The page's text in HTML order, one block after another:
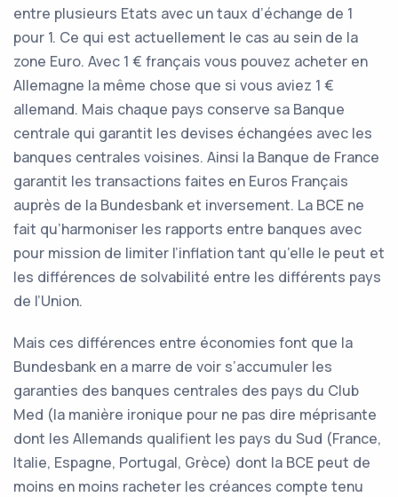
entre plusieurs Etats avec un taux d’échange de 1
pour 1. Ce qui est actuellement le cas au sein de la
zone Euro. Avec 1 € français vous pouvez acheter en
Allemagne la même chose que si vous aviez 1 €
allemand. Mais chaque pays conserve sa Banque
centrale qui garantit les devises échangées avec les
banques centrales voisines. Ainsi la Banque de France
garantit les transactions faites en Euros Français
auprès de la Bundesbank et inversement. La BCE ne
fait qu’harmoniser les rapports entre banques avec
pour mission de limiter l’inflation tant qu’elle le peut et
les différences de solvabilité entre les différents pays
de l’Union.
Mais ces différences entre économies font que la
Bundesbank en a marre de voir s’accumuler les
garanties des banques centrales des pays du Club
Med (la manière ironique pour ne pas dire méprisante
dont les Allemands qualifient les pays du Sud (France,
Italie, Espagne, Portugal, Grèce) dont la BCE peut de
moins en moins racheter les créances compte tenu